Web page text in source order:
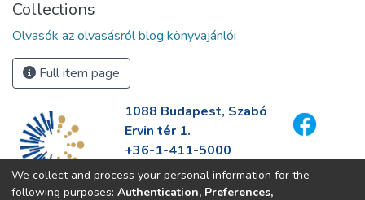
Collections
Olvasók az olvasásról blog könyvajánlói
Full item page
1088 Budapest, Szabó
Ervin tér 1.
+36-1-411-5000
info@fszek.hu
https://fszek.hu
We collect and process your personal information for the
following purposes: Authentication, Preferences,